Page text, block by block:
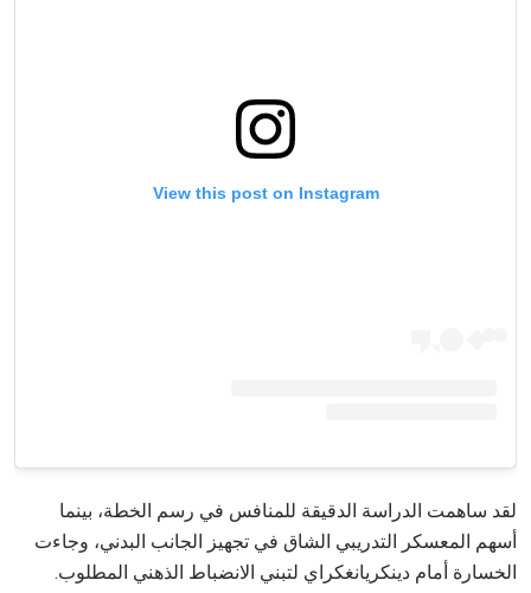
View this post on Instagram
لقد ساهمت الدراسة الدقيقة للمنافس في رسم الخطة، بينما
أسهم المعسكر التدريبي الشاق في تجهيز الجانب البدني، وجاءت
الخسارة أمام دينكريانغكراي لتبني الانضباط الذهني المطلوب.